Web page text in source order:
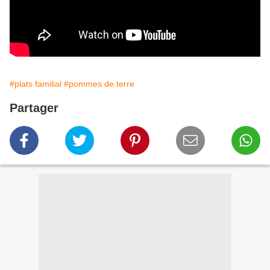
#plats familial #pommes de terre
Partager